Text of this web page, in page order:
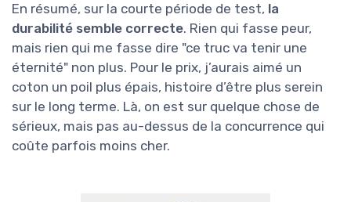
En résumé, sur la courte période de test, la
durabilité semble correcte. Rien qui fasse peur,
mais rien qui me fasse dire "ce truc va tenir une
éternité" non plus. Pour le prix, j’aurais aimé un
coton un poil plus épais, histoire d’être plus serein
sur le long terme. Là, on est sur quelque chose de
sérieux, mais pas au-dessus de la concurrence qui
coûte parfois moins cher.